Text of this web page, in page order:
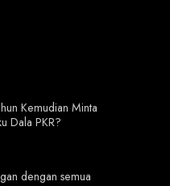
Kemudian Minta
Dala PKR?
dengan semua